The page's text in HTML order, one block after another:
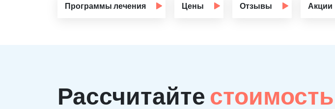
Программы лечения Цены Отзывы Акции
Рассчитайте